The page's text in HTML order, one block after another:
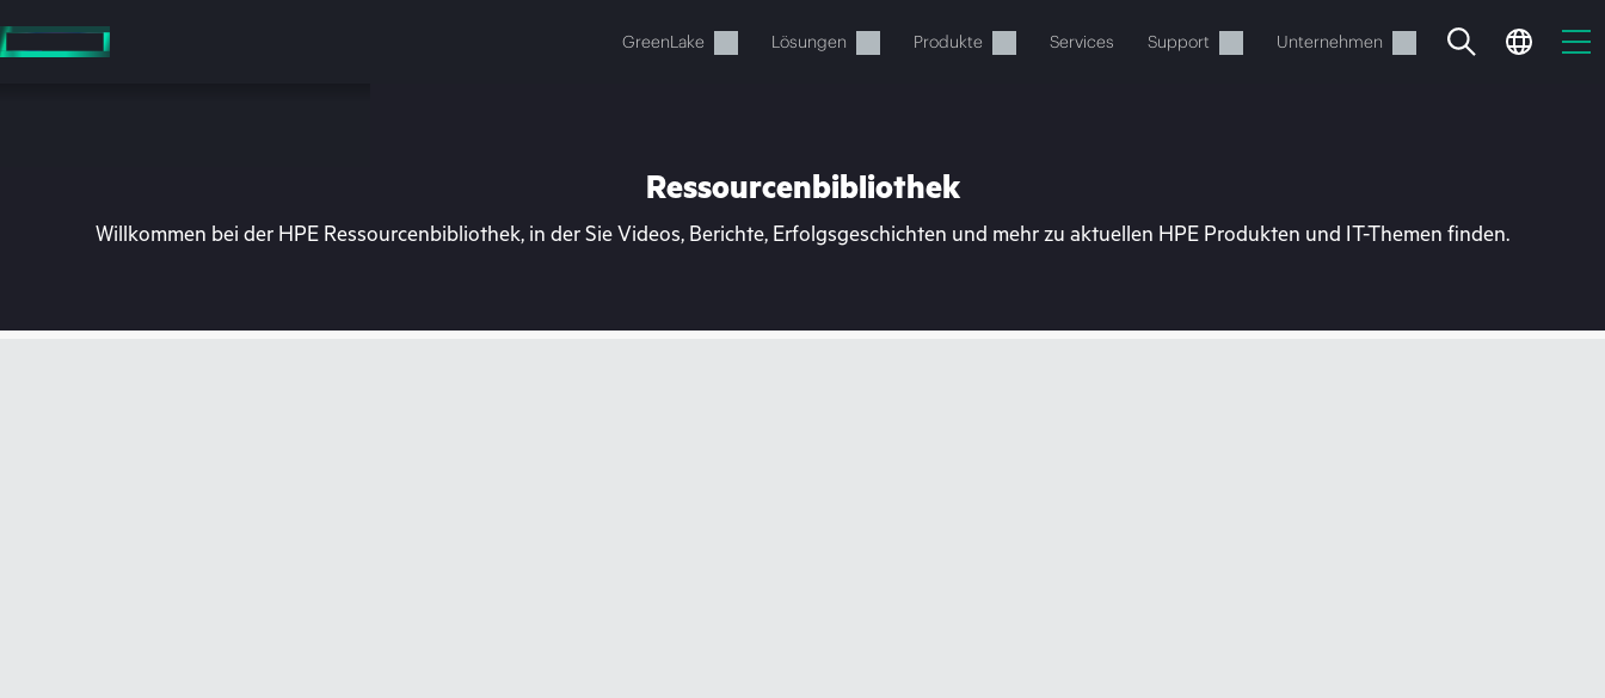
Hauptinhalt
wechseln
GreenLake Lösungen Produkte Services Support Unternehmen
Ihr Warenkorb ist aktuell leer
Ressourcenbibliothek
Willkommen bei der HPE Ressourcenbibliothek, in der Sie Videos, Berichte, Erfolgsgeschichten und mehr zu aktuellen HPE Produkten und IT-Themen finden.